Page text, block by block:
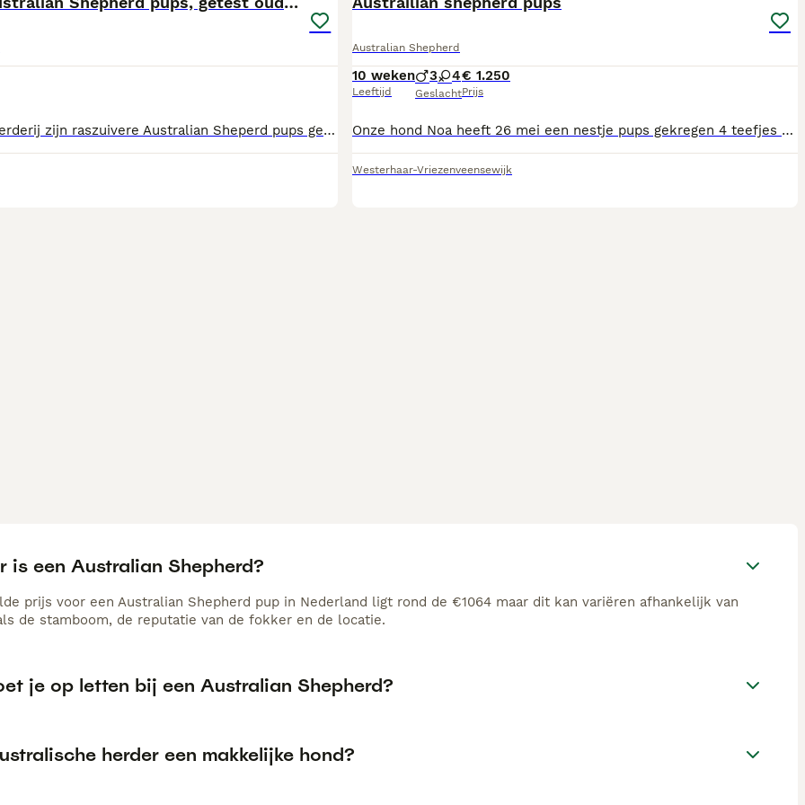
Bij ons op de boerderij zijn raszuivere Australian Sheperd pups geboren. Onze honden zijn onze gezinshonden en dat merk je ook aan de pups, fijn knuffelen met onze kinderen, de boerderij ontdekken, buitenspelen maar ook gewoon binnen in huis geboren. Onze papa hond heeft stamboom, onze mama hond is bij ons geboren en 100% raszuiver en al over verschillende generaties getest op afwezigheid van ziektes en erfelijke gebreken zoals oogziektes, Cataract, DM, HD / ED, mdri1,... Mama- Papa, (oma, opa) zijn uiteraard te ontmoeten bij een bezoekje. Pups zijn uiteraard correct ontwormd / gevaccineerd / gechipt / voorzien van een papsoort Gezondheidsgarantiecertificaat Pups zijn klaar om het nest te verlaten. Beslis je om een pup te kopen dan krijg je extra mee. *Eten voor de eerste dagen *Speeltje *Nestdoekje *Officiële documenten *Infobundeltje Chocolade tan: 990 euro Black tan: 990 euro Let op, wij wonen net over de grens in België in Oostmalle
Australian Shepherd
10 weken
Leeftijd
3 4
Geslacht
€ 1.250
Prijs
Onze hond Noa heeft 26 mei een nestje pups gekregen 4 teefjes en 3 reutjes nu hebben we al wel een aantal pups verkocht maar hebben nog 1 teefje beschikbaar , het is het eerste nestje van Noa
Westerhaar-Vriezenveensewijk
is een Australian Shepherd?
prijs voor een Australian Shepherd pup in Nederland ligt rond de €1064 maar dit kan variëren afhankelijk van
de stamboom, de reputatie van de fokker en de locatie.
je op letten bij een Australian Shepherd?
herder een makkelijke hond?